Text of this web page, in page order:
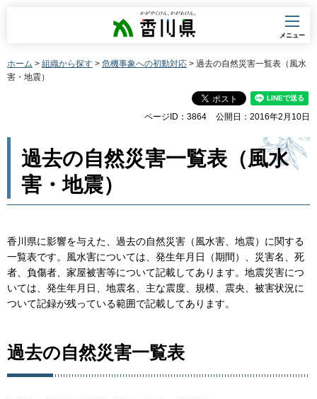
香川県
メニュー
ホーム > 組織から探す > 危機事象への初動対応 > 過去の自然災害一覧表（風水
害・地震）
ページID：3864 公開日：2016年2月10日
過去の自然災害一覧表（風水
害・地震）
香川県に影響を与えた、過去の自然災害（風水害、地震）に関する
一覧表です。風水害については、発生年月日（期間）、災害名、死
者、負傷者、家屋被害等について記載してあります。地震災害につ
いては、発生年月日、地震名、主な震度、規模、震央、被害状況に
ついて記録が残っている範囲で記載してあります。
過去の自然災害一覧表